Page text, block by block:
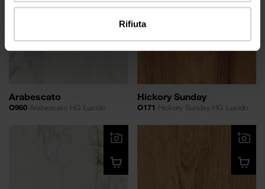
Rifiuta
Arabescato
O960 Arabescato HG Lucido
Hickory Sunday
O171 Hickory Sunday HG Lucido